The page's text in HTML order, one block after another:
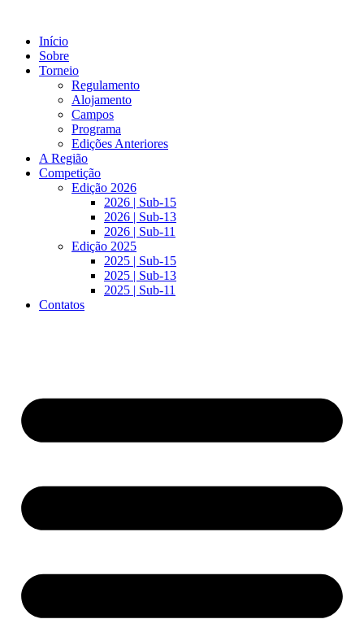
conteúdo
Início
Sobre
Torneio
Regulamento
Alojamento
Campos
Programa
Edições Anteriores
A Região
Competição
Edição 2026
2026 | Sub-15
2026 | Sub-13
2026 | Sub-11
Edição 2025
2025 | Sub-15
2025 | Sub-13
2025 | Sub-11
Contatos